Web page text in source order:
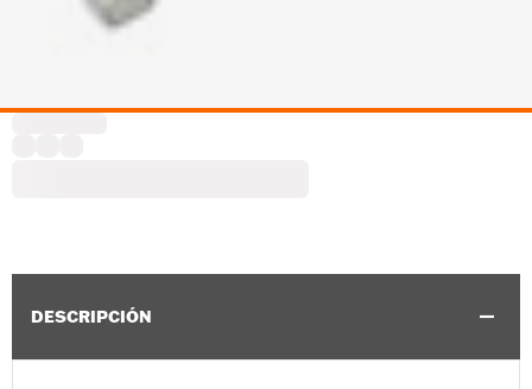
DESCRIPCIÓN